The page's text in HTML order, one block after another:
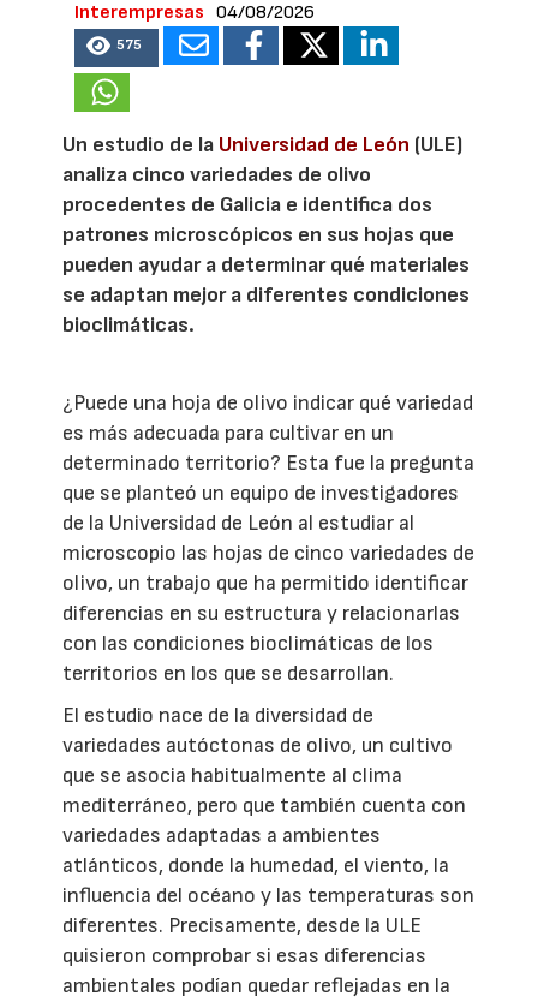
Interempresas
04/08/2026
575
Un estudio de la Universidad de León (ULE)
analiza cinco variedades de olivo
procedentes de Galicia e identifica dos
patrones microscópicos en sus hojas que
pueden ayudar a determinar qué materiales
se adaptan mejor a diferentes condiciones
bioclimáticas.
¿Puede una hoja de olivo indicar qué variedad
es más adecuada para cultivar en un
determinado territorio? Esta fue la pregunta
que se planteó un equipo de investigadores
de la Universidad de León al estudiar al
microscopio las hojas de cinco variedades de
olivo, un trabajo que ha permitido identificar
diferencias en su estructura y relacionarlas
con las condiciones bioclimáticas de los
territorios en los que se desarrollan.
El estudio nace de la diversidad de
variedades autóctonas de olivo, un cultivo
que se asocia habitualmente al clima
mediterráneo, pero que también cuenta con
variedades adaptadas a ambientes
atlánticos, donde la humedad, el viento, la
influencia del océano y las temperaturas son
diferentes. Precisamente, desde la ULE
quisieron comprobar si esas diferencias
ambientales podían quedar reflejadas en la